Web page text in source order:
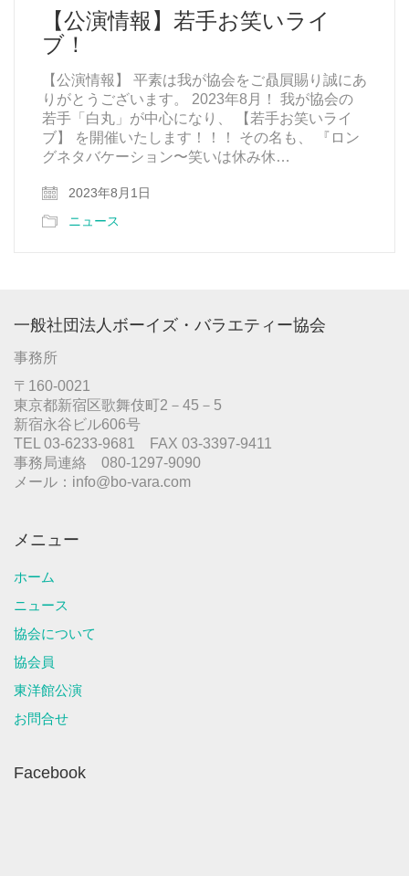
【公演情報】若手お笑いライ
ブ！
【公演情報】 平素は我が協会をご贔屓賜り誠にあ
りがとうございます。 2023年8月！ 我が協会の
若手「白丸」が中心になり、 【若手お笑いライ
ブ】 を開催いたします！！！ その名も、 『ロン
グネタバケーション〜笑いは休み休…
2023年8月1日
ニュース
一般社団法人ボーイズ・バラエティー協会
事務所
〒160-0021
東京都新宿区歌舞伎町2－45－5
新宿永谷ビル606号
TEL 03-6233-9681 FAX 03-3397-9411
事務局連絡 080-1297-9090
メール：info@bo-vara.com
メニュー
ホーム
ニュース
協会について
協会員
東洋館公演
お問合せ
Facebook